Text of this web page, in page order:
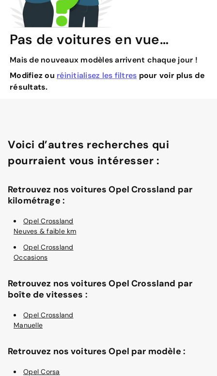
Pas de voitures en vue…
Mais de nouveaux modèles arrivent chaque jour !
Modifiez ou réinitialisez les filtres pour voir plus de
résultats.
Voici d’autres recherches qui
pourraient vous intéresser :
Retrouvez nos voitures Opel Crossland par
kilométrage :
Opel Crossland
Neuves & faible km
Opel Crossland
Occasions
Retrouvez nos voitures Opel Crossland par
boîte de vitesses :
Opel Crossland
Manuelle
Retrouvez nos voitures Opel par modèle :
Opel Corsa